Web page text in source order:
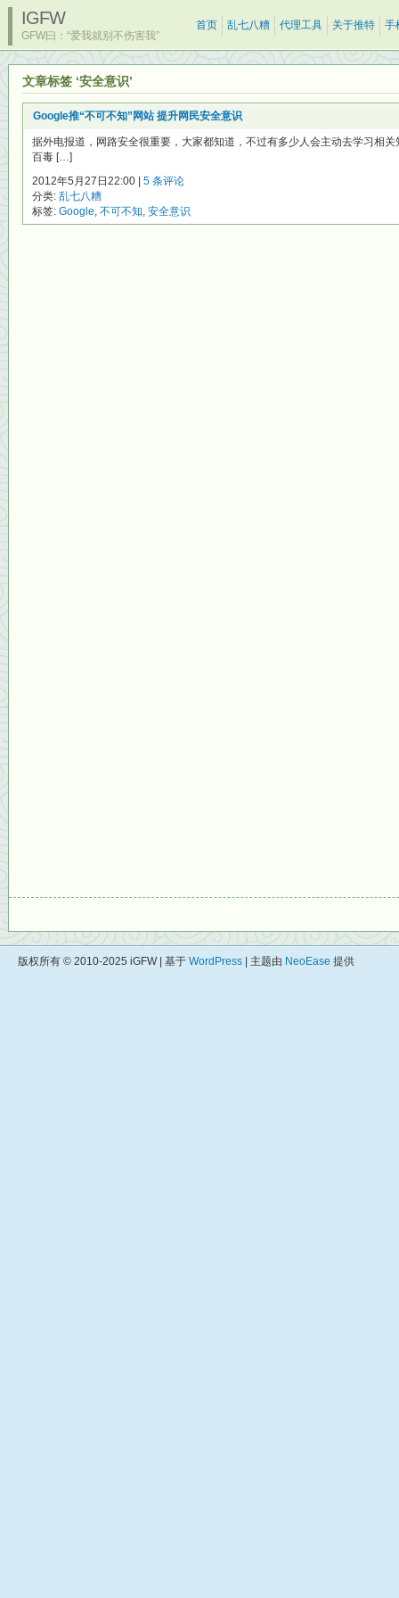
IGFW
GFW曰：“爱我就别不伤害我”
首页 乱七八糟 代理工具 关于推特 手
文章标签 ‘安全意识’
Google推“不可不知”网站 提升网民安全意识
据外电报道，网路安全很重要，大家都知道，不过有多少人会主动去学习相
百毒 […]
2012年5月27日22:00 | 5 条评论
分类: 乱七八糟
标签: Google, 不可不知, 安全意识
版权所有 © 2010-2025 iGFW | 基于 WordPress | 主题由 NeoEase 提供